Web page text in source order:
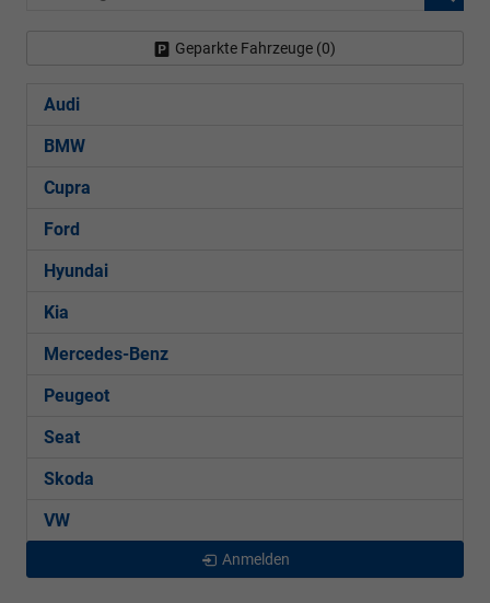
Geparkte Fahrzeuge (0)
Audi
BMW
Cupra
Ford
Hyundai
Kia
Mercedes-Benz
Peugeot
Seat
Skoda
VW
Anmelden